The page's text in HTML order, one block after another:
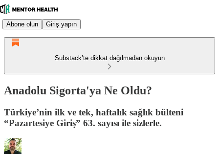
Abone olun Giriş yapın
Substack’te dikkat dağılmadan okuyun
Anadolu Sigorta'ya Ne Oldu?
Türkiye’nin ilk ve tek, haftalık sağlık bülteni
“Pazartesiye Giriş” 63. sayısı ile sizlerle.